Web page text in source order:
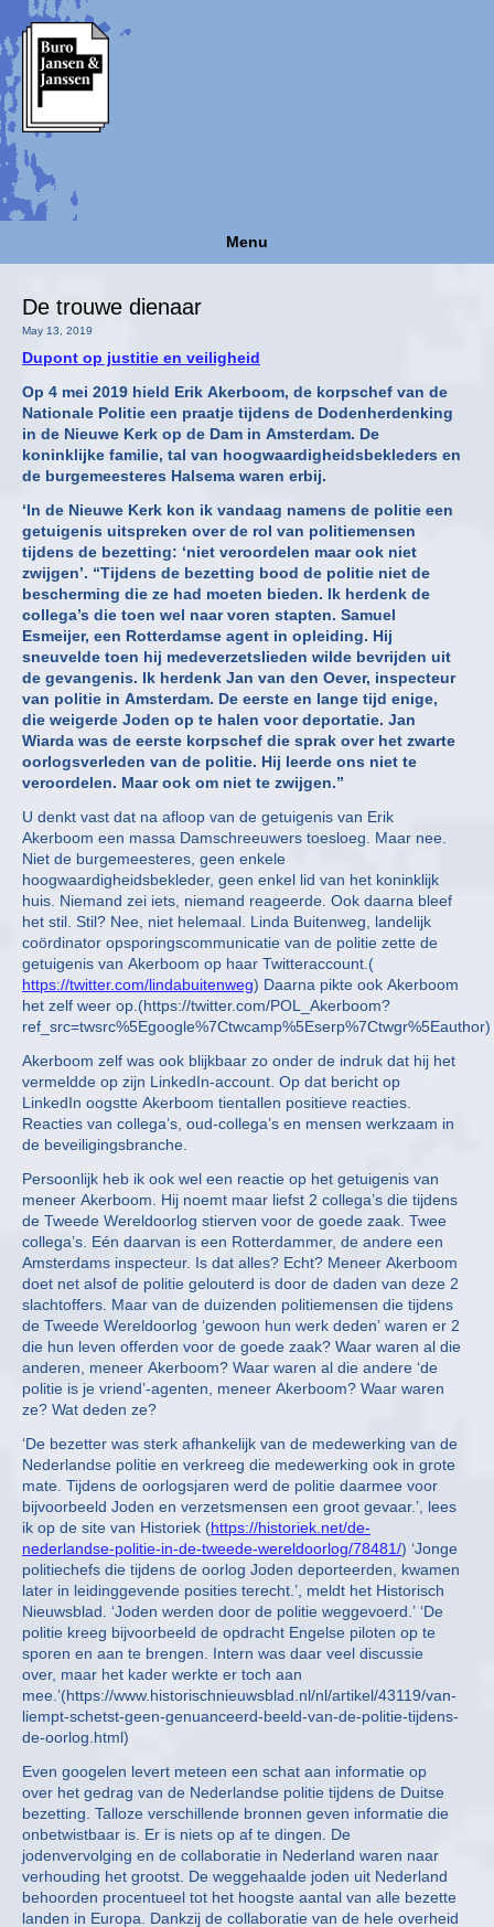
Menu
De trouwe dienaar
May 13, 2019
Dupont op justitie en veiligheid
Op 4 mei 2019 hield Erik Akerboom, de korpschef van de
Nationale Politie een praatje tijdens de Dodenherdenking
in de Nieuwe Kerk op de Dam in Amsterdam. De
koninklijke familie, tal van hoogwaardigheidsbekleders en
de burgemeesteres Halsema waren erbij.
‘In de Nieuwe Kerk kon ik vandaag namens de politie een
getuigenis uitspreken over de rol van politiemensen
tijdens de bezetting: ‘niet veroordelen maar ook niet
zwijgen’. “Tijdens de bezetting bood de politie niet de
bescherming die ze had moeten bieden. Ik herdenk de
collega’s die toen wel naar voren stapten. Samuel
Esmeijer, een Rotterdamse agent in opleiding. Hij
sneuvelde toen hij medeverzetslieden wilde bevrijden uit
de gevangenis. Ik herdenk Jan van den Oever, inspecteur
van politie in Amsterdam. De eerste en lange tijd enige,
die weigerde Joden op te halen voor deportatie. Jan
Wiarda was de eerste korpschef die sprak over het zwarte
oorlogsverleden van de politie. Hij leerde ons niet te
veroordelen. Maar ook om niet te zwijgen.”
U denkt vast dat na afloop van de getuigenis van Erik
Akerboom een massa Damschreeuwers toesloeg. Maar nee.
Niet de burgemeesteres, geen enkele
hoogwaardigheidsbekleder, geen enkel lid van het koninklijk
huis. Niemand zei iets, niemand reageerde. Ook daarna bleef
het stil. Stil? Nee, niet helemaal. Linda Buitenweg, landelijk
coördinator opsporingscommunicatie van de politie zette de
getuigenis van Akerboom op haar Twitteraccount.(
https://twitter.com/lindabuitenweg) Daarna pikte ook Akerboom
het zelf weer op.(https://twitter.com/POL_Akerboom?
ref_src=twsrc%5Egoogle%7Ctwcamp%5Eserp%7Ctwgr%5Eauthor)
Akerboom zelf was ook blijkbaar zo onder de indruk dat hij het
vermeldde op zijn LinkedIn-account. Op dat bericht op
LinkedIn oogstte Akerboom tientallen positieve reacties.
Reacties van collega’s, oud-collega’s en mensen werkzaam in
de beveiligingsbranche.
Persoonlijk heb ik ook wel een reactie op het getuigenis van
meneer Akerboom. Hij noemt maar liefst 2 collega’s die tijdens
de Tweede Wereldoorlog stierven voor de goede zaak. Twee
collega’s. Eén daarvan is een Rotterdammer, de andere een
Amsterdams inspecteur. Is dat alles? Echt? Meneer Akerboom
doet net alsof de politie gelouterd is door de daden van deze 2
slachtoffers. Maar van de duizenden politiemensen die tijdens
de Tweede Wereldoorlog ‘gewoon hun werk deden’ waren er 2
die hun leven offerden voor de goede zaak? Waar waren al die
anderen, meneer Akerboom? Waar waren al die andere ‘de
politie is je vriend’-agenten, meneer Akerboom? Waar waren
ze? Wat deden ze?
‘De bezetter was sterk afhankelijk van de medewerking van de
Nederlandse politie en verkreeg die medewerking ook in grote
mate. Tijdens de oorlogsjaren werd de politie daarmee voor
bijvoorbeeld Joden en verzetsmensen een groot gevaar.’, lees
ik op de site van Historiek (https://historiek.net/de-
nederlandse-politie-in-de-tweede-wereldoorlog/78481/) ‘Jonge
politiechefs die tijdens de oorlog Joden deporteerden, kwamen
later in leidinggevende posities terecht.’, meldt het Historisch
Nieuwsblad. ‘Joden werden door de politie weggevoerd.’ ‘De
politie kreeg bijvoorbeeld de opdracht Engelse piloten op te
sporen en aan te brengen. Intern was daar veel discussie
over, maar het kader werkte er toch aan
mee.’(https://www.historischnieuwsblad.nl/nl/artikel/43119/van-
liempt-schetst-geen-genuanceerd-beeld-van-de-politie-tijdens-
de-oorlog.html)
Even googelen levert meteen een schat aan informatie op
over het gedrag van de Nederlandse politie tijdens de Duitse
bezetting. Talloze verschillende bronnen geven informatie die
onbetwistbaar is. Er is niets op af te dingen. De
jodenvervolging en de collaboratie in Nederland waren naar
verhouding het grootst. De weggehaalde joden uit Nederland
behoorden procentueel tot het hoogste aantal van alle bezette
landen in Europa. Dankzij de collaboratie van de hele overheid